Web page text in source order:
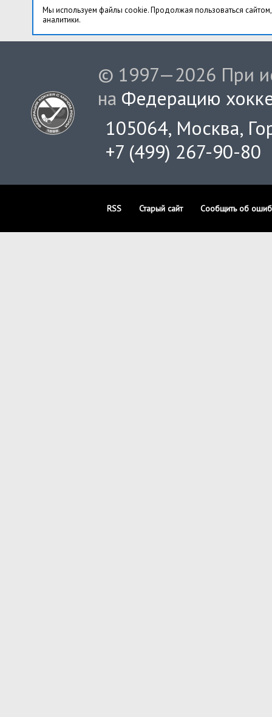
Мы используем файлы cookie. Продолжая пользоваться
аналитики.
© 1997—2026 При
на Федерацию
105064, Москва,
+7 (499) 267-90-80
RSS Старый сайт Сообщить об